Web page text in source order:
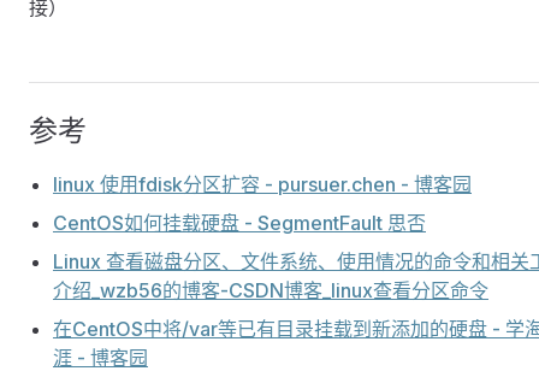
接）
参考
linux 使用fdisk分区扩容 - pursuer.chen - 博客园
CentOS如何挂载硬盘 - SegmentFault 思否
Linux 查看磁盘分区、文件系统、使用情况的命令和相关
介绍_wzb56的博客-CSDN博客_linux查看分区命令
在CentOS中将/var等已有目录挂载到新添加的硬盘 - 学
涯 - 博客园